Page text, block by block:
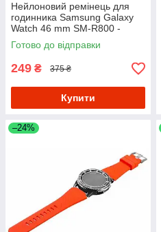
Нейлоновий ремінець для
годинника Samsung Galaxy
Watch 46 mm SM-R800 -
Orange
Готово до відправки
249 ₴ 375 ₴
Купити
–24%